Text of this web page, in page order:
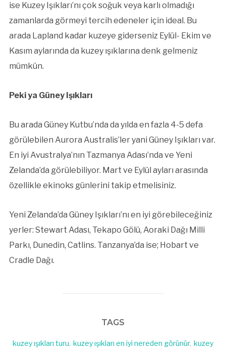
ise Kuzey Işıkları’nı çok soğuk veya karlı olmadığı
zamanlarda görmeyi tercih edeneler için ideal. Bu
arada Lapland kadar kuzeye giderseniz Eylül- Ekim ve
Kasım aylarında da kuzey ışıklarına denk gelmeniz
mümkün.
Peki ya Güney Işıkları
Bu arada Güney Kutbu’nda da yılda en fazla 4-5 defa
görülebilen Aurora Australis’ler yani Güney Işıkları var.
En iyi Avustralya’nın Tazmanya Adası’nda ve Yeni
Zelanda’da görülebiliyor. Mart ve Eylül ayları arasında
özellikle ekinoks günlerini takip etmelisiniz.
Yeni Zelanda’da Güney Işıkları’nı en iyi görebileceğiniz
yerler: Stewart Adası, Tekapo Gölü, Aoraki Dağı Milli
Parkı, Dunedin, Catlins. Tanzanya’da ise; Hobart ve
Cradle Dağı.
TAGS
kuzey ışıkları turu, kuzey ışıkları en iyi nereden görünür, kuzey